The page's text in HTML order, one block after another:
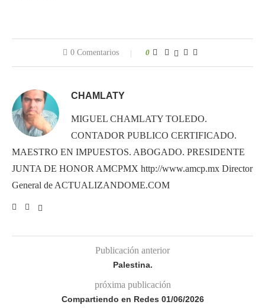
0 Comentarios 0
CHAMLATY
MIGUEL CHAMLATY TOLEDO.
CONTADOR PUBLICO CERTIFICADO.
MAESTRO EN IMPUESTOS. ABOGADO. PRESIDENTE
JUNTA DE HONOR AMCPMX http://www.amcp.mx Director
General de ACTUALIZANDOME.COM
Publicación anterior
Palestina.
próxima publicación
Compartiendo en Redes 01/06/2026